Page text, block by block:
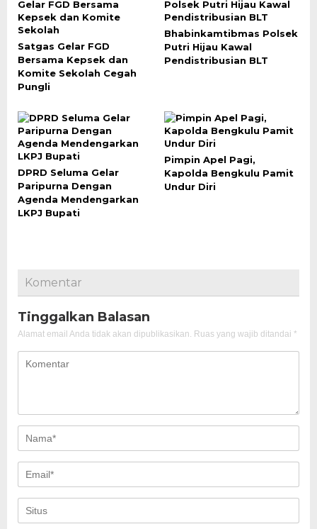
Satgas Gelar FGD
Bersama Kepsek dan
Komite Sekolah Cegah
Pungli
Bhabinkamtibmas Polsek
Putri Hijau Kawal
Pendistribusian BLT
DPRD Seluma Gelar
Paripurna Dengan
Agenda Mendengarkan
LKPJ Bupati
Pimpin Apel Pagi,
Kapolda Bengkulu Pamit
Undur Diri
Komentar
Tinggalkan Balasan
Alamat email Anda tidak akan dipublikasikan. Ruas yang wajib ditandai *